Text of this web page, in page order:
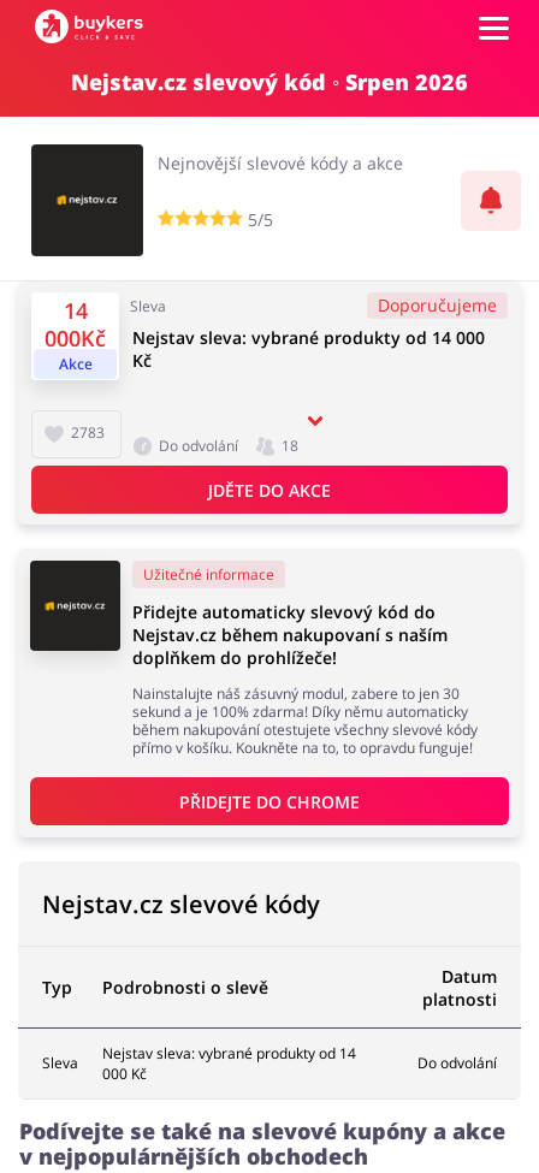
Kategorie
Kancelářské potřeby
Šperky a hodinky
Pro děti Dům, interiér a zahrada
Knihy, filmy, hry a hudba Erotika
Auto Oblečení, obuv a doplňky
Dárky a gadgety Sport a hobby
Domácnost a spotřebiče Turistika a cestování
Přihlásit se
Nejstav.cz slevový kód ◦ Srpen 2026
Nejnovější slevové kódy a akce
5/5
14
000Kč
Akce
Sleva Doporučujeme
2783
Nejstav sleva: vybrané produkty od 14 000
Kč
Do odvolání 18
JDĚTE DO AKCE
Užitečné informace
Přidejte automaticky slevový kód do
Nejstav.cz během nakupovaní s naším
doplňkem do prohlížeče!
Nainstalujte náš zásuvný modul, zabere to jen 30
sekund a je 100% zdarma! Díky němu automaticky
během nakupování otestujete všechny slevové kódy
přímo v košíku. Koukněte na to, to opravdu funguje!
PŘIDEJTE DO CHROME
Nejstav.cz slevové kódy
Typ Podrobnosti o slevě
Datum
platnosti
Sleva
Nejstav sleva: vybrané produkty od 14
000 Kč
Do odvolání
Podívejte se také na slevové kupóny a akce
v nejpopulárnějších obchodech